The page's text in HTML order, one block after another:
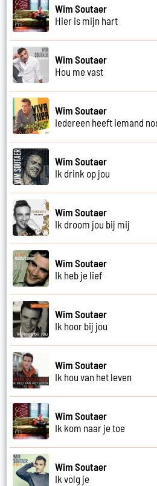
Wim Soutaer
Hier is mijn hart
Wim Soutaer
Hou me vast
Wim Soutaer
Iedereen heeft iemand
Wim Soutaer
Ik drink op jou
Wim Soutaer
Ik droom jou bij mij
Wim Soutaer
Ik heb je lief
Wim Soutaer
Ik hoor bij jou
Wim Soutaer
Ik hou van het leven
Wim Soutaer
Ik kom naar je toe
Wim Soutaer
Ik volg je